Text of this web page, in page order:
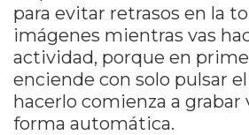
para evitar retrasos en la
imágenes mientras vas
actividad, porque en
enciende con solo pulsar
hacerlo comienza a grabar
forma automática.